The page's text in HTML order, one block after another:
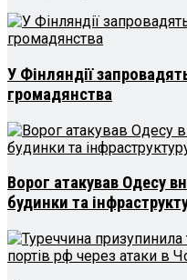
У Фінляндії
громадянства
Ворог атакував Одесу
будинки та